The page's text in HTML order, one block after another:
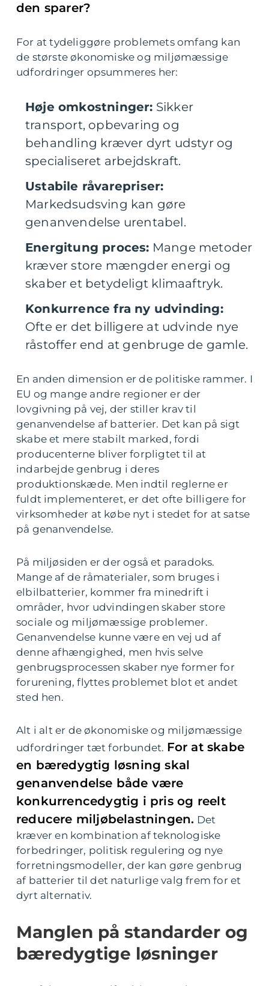
den sparer?
For at tydeliggøre problemets omfang kan
de største økonomiske og miljømæssige
udfordringer opsummeres her:
Høje omkostninger: Sikker
transport, opbevaring og
behandling kræver dyrt udstyr og
specialiseret arbejdskraft.
Ustabile råvarepriser:
Markedsudsving kan gøre
genanvendelse urentabel.
Energitung proces: Mange metoder
kræver store mængder energi og
skaber et betydeligt klimaaftryk.
Konkurrence fra ny udvinding:
Ofte er det billigere at udvinde nye
råstoffer end at genbruge de gamle.
En anden dimension er de politiske rammer. I
EU og mange andre regioner er der
lovgivning på vej, der stiller krav til
genanvendelse af batterier. Det kan på sigt
skabe et mere stabilt marked, fordi
producenterne bliver forpligtet til at
indarbejde genbrug i deres
produktionskæde. Men indtil reglerne er
fuldt implementeret, er det ofte billigere for
virksomheder at købe nyt i stedet for at satse
på genanvendelse.
På miljøsiden er der også et paradoks.
Mange af de råmaterialer, som bruges i
elbilbatterier, kommer fra minedrift i
områder, hvor udvindingen skaber store
sociale og miljømæssige problemer.
Genanvendelse kunne være en vej ud af
denne afhængighed, men hvis selve
genbrugsprocessen skaber nye former for
forurening, flyttes problemet blot et andet
sted hen.
Alt i alt er de økonomiske og miljømæssige
udfordringer tæt forbundet. For at skabe
en bæredygtig løsning skal
genanvendelse både være
konkurrencedygtig i pris og reelt
reducere miljøbelastningen. Det
kræver en kombination af teknologiske
forbedringer, politisk regulering og nye
forretningsmodeller, der kan gøre genbrug
af batterier til det naturlige valg frem for et
dyrt alternativ.
Manglen på standarder og
bæredygtige løsninger